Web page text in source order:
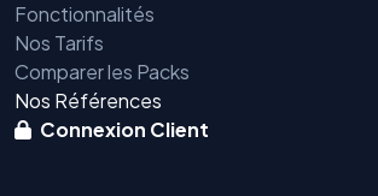
Fonctionnalités
Nos Tarifs
Comparer les Packs
Nos Références
Connexion Client